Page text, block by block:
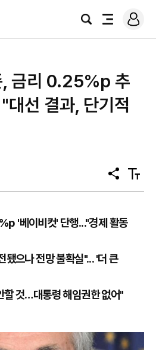
검
전
로
그
금리 0.25%p 추
선 결과, 단기적
공
유
텍
스
'베이비컷' 단행..."경제 활동
됐으나 전망 불확실"... '더 큰
할 것…대통령 해임권한 없어"